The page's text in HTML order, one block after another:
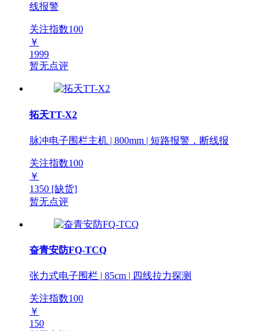
线报警
关注指数100
￥
1999
暂无点评
拓天TT-X2
脉冲电子围栏主机 | 800mm | 短路报警，断线报
关注指数100
￥
1350 [缺货]
暂无点评
奋青安防FQ-TCQ
张力式电子围栏 | 85cm | 四线拉力探测
关注指数100
￥
150